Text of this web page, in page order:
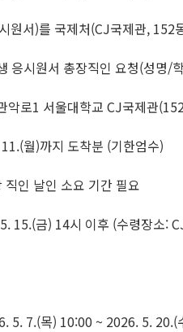
서)를 국제처(CJ국제관, 152
응시원서 총장직인 요청(성명/
로1 서울대학교 CJ국제관
월)까지 도착분 (기한엄수)
인 날인 소요 기간 필요
15.(금) 14시 이후 (수령장소:
5. 7.(목) 10:00 ~ 2026. 5. 20.(